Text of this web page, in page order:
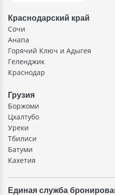
Краснодарский край
Сочи
Анапа
Горячий Ключ и Адыгея
Геленджик
Краснодар
Грузия
Боржоми
Цхалтубо
Уреки
Тбилиси
Батуми
Кахетия
Единая служба